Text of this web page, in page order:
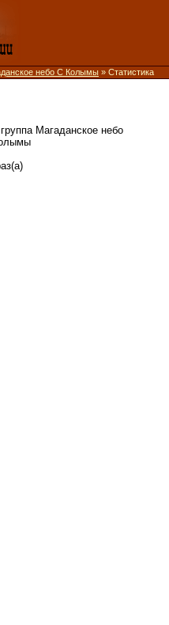
небо С Колымы » Статистика
группа Магаданское небо